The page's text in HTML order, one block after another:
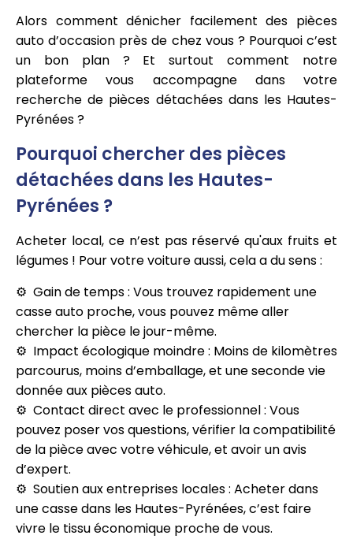
Alors comment dénicher facilement des pièces
auto d’occasion près de chez vous ? Pourquoi c’est
un bon plan ? Et surtout comment notre
plateforme vous accompagne dans votre
recherche de pièces détachées dans les Hautes-
Pyrénées ?
Pourquoi chercher des pièces
détachées dans les Hautes-
Pyrénées ?
Acheter local, ce n’est pas réservé qu'aux fruits et
légumes ! Pour votre voiture aussi, cela a du sens :
Gain de temps : Vous trouvez rapidement une
casse auto proche, vous pouvez même aller
chercher la pièce le jour-même.
Impact écologique moindre : Moins de kilomètres
parcourus, moins d’emballage, et une seconde vie
donnée aux pièces auto.
Contact direct avec le professionnel : Vous
pouvez poser vos questions, vérifier la compatibilité
de la pièce avec votre véhicule, et avoir un avis
d’expert.
Soutien aux entreprises locales : Acheter dans
une casse dans les Hautes-Pyrénées, c’est faire
vivre le tissu économique proche de vous.